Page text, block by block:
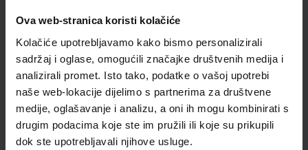
Ova web-stranica koristi kolačiće
Kolačiće upotrebljavamo kako bismo personalizirali
sadržaj i oglase, omogućili značajke društvenih medija i
analizirali promet. Isto tako, podatke o vašoj upotrebi
naše web-lokacije dijelimo s partnerima za društvene
medije, oglašavanje i analizu, a oni ih mogu kombinirati s
drugim podacima koje ste im pružili ili koje su prikupili
dok ste upotrebljavali njihove usluge.